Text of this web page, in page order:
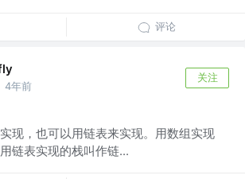
评论
4年前
关注
现，也可以用链表来实现。用数组实现
链表实现的栈叫作链...